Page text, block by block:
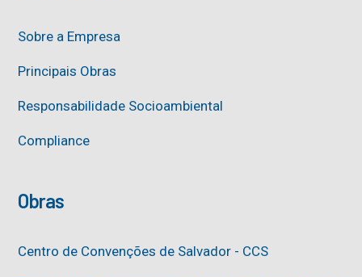
Sobre a Empresa
Principais Obras
Responsabilidade Socioambiental
Compliance
Obras
Centro de Convenções de Salvador - CCS